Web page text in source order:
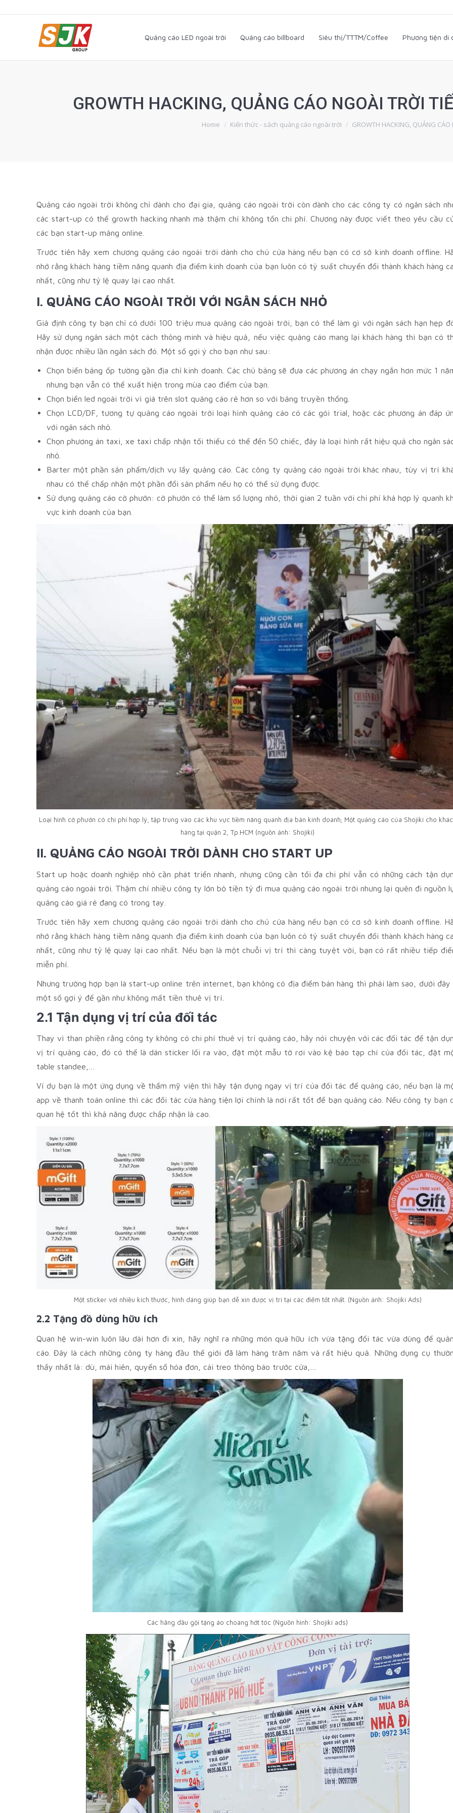
Quảng cáo LED ngoài trời Quảng cáo billboard Siêu thị/TTTM/Coffee Phương tiện di
GROWTH HACKING, QUẢNG CÁO NGOÀI TRỜI
You are here:
Home Kiến thức - sách quảng cáo ngoài trời GROWTH HACKING, QUẢNG
Quảng cáo ngoài trời không chỉ dành cho đại gia, quảng cáo ngoài trời còn dành cho các công ty có ngân sách
các start-up có thể growth hacking nhanh mà thậm chí không tốn chi phí. Chương này được viết theo yêu cầu
các bạn start-up mảng online.
Trước tiên hãy xem chương quảng cáo ngoài trời dành cho chủ cửa hàng nếu bạn có cơ sở kinh doanh offline.
nhớ rằng khách hàng tiềm năng quanh địa điểm kinh doanh của bạn luôn có tỷ suất chuyển đổi thành khách hàng
nhất, cũng như tỷ lệ quay lại cao nhất.
I. QUẢNG CÁO NGOÀI TRỜI VỚI NGÂN SÁCH NHỎ
Giả định công ty bạn chỉ có dưới 100 triệu mua quảng cáo ngoài trời, bạn có thể làm gì với ngân sách hạn hẹp
Hãy sử dụng ngân sách một cách thông minh và hiệu quả, nếu việc quảng cáo mang lại khách hàng thì bạn có
nhận được nhiều lần ngân sách đó. Một số gợi ý cho bạn như sau:
Chọn biển bảng ốp tường gần địa chỉ kinh doanh. Các chủ bảng sẽ đưa các phương án chạy ngắn hơn mức 1
nhưng bạn vẫn có thể xuất hiện trong mùa cao điểm của bạn.
Chọn biển led ngoài trời vì giá trên slot quảng cáo rẻ hơn so với bảng truyền thống.
Chọn LCD/DF, tương tự quảng cáo ngoài trời loại hình quảng cáo có các gói trial, hoặc các phương án đáp
với ngân sách nhỏ.
Chọn phương án taxi, xe taxi chấp nhận tối thiểu có thể đến 50 chiếc, đây là loại hình rất hiệu quả cho ngân
nhỏ.
Barter một phần sản phẩm/dịch vụ lấy quảng cáo. Các công ty quảng cáo ngoài trời khác nhau, tùy vị trí
nhau có thể chấp nhận một phần đổi sản phẩm nếu họ có thể sử dụng được.
Sử dụng quảng cáo cờ phướn: cờ phướn có thể làm số lượng nhỏ, thời gian 2 tuần với chi phí khá hợp lý quanh
vực kinh doanh của bạn.
Loại hình cờ phướn có chi phí hợp lý, tập trung vào các khu vực tiềm năng quanh địa bàn kinh doanh; Một quảng cáo của Shojiki cho
hàng tại quận 2, Tp.HCM (nguồn ảnh: Shojiki)
II. QUẢNG CÁO NGOÀI TRỜI DÀNH CHO START UP
Start up hoặc doanh nghiệp nhỏ cần phát triển nhanh, nhưng cũng cần tối đa chi phí vẫn có những cách tận
quảng cáo ngoài trời. Thậm chí nhiều công ty lớn bỏ tiền tỷ đi mua quảng cáo ngoài trời nhưng lại quên đi nguồn
quảng cáo giá rẻ đang có trong tay.
Trước tiên hãy xem chương quảng cáo ngoài trời dành cho chủ cửa hàng nếu bạn có cơ sở kinh doanh offline.
nhớ rằng khách hàng tiềm năng quanh địa điểm kinh doanh của bạn luôn có tỷ suất chuyển đổi thành khách hàng
nhất, cũng như tỷ lệ quay lại cao nhất. Nếu bạn là một chuỗi vị trí thì càng tuyệt vời, bạn có rất nhiều tiếp
miễn phí.
Nhưng trường hợp bạn là start-up online trên internet, bạn không có địa điểm bán hàng thì phải làm sao, dưới đây
một số gợi ý để gần như không mất tiền thuê vị trí.
2.1 Tận dụng vị trí của đối tác
Thay vì than phiền rằng công ty không có chi phí thuê vị trí quảng cáo, hãy nói chuyện với các đối tác để tận
vị trí quảng cáo, đó có thể là dán sticker lối ra vào, đặt một mẫu tờ rơi vào kệ báo tạp chí của đối tác, đặt
table standee,…
Ví dụ bạn là một ứng dụng về thẩm mỹ viện thì hãy tận dụng ngay vị trí của đối tác để quảng cáo, nếu bạn là
app về thanh toán online thì các đối tác cửa hàng tiện lợi chính là nơi rất tốt để bạn quảng cáo. Nếu công ty bạn
quan hệ tốt thì khả năng được chấp nhận là cao.
Một sticker với nhiều kích thước, hình dáng giúp bạn dễ xin được vị trí tại các điểm tốt nhất. (Nguồn ảnh: Shojiki Ads)
2.2 Tặng đồ dùng hữu ích
Quan hệ win-win luôn lâu dài hơn đi xin, hãy nghĩ ra những món quà hữu ích vừa tặng đối tác vừa dùng để
cáo. Đây là cách những công ty hàng đầu thế giới đã làm hàng trăm năm và rất hiệu quả. Những dụng cụ
thấy nhất là: dù, mái hiên, quyển sổ hóa đơn, cái treo thông báo trước cửa,…
Các hãng dầu gội tặng áo choàng hớt tóc (Nguồn hình: Shojiki ads)
Quảng cáo LED ngoài trời Quảng cáo billboard Siêu thị/TTTM/Coffee Phương tiện